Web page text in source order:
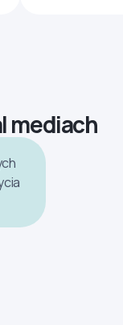
mediach